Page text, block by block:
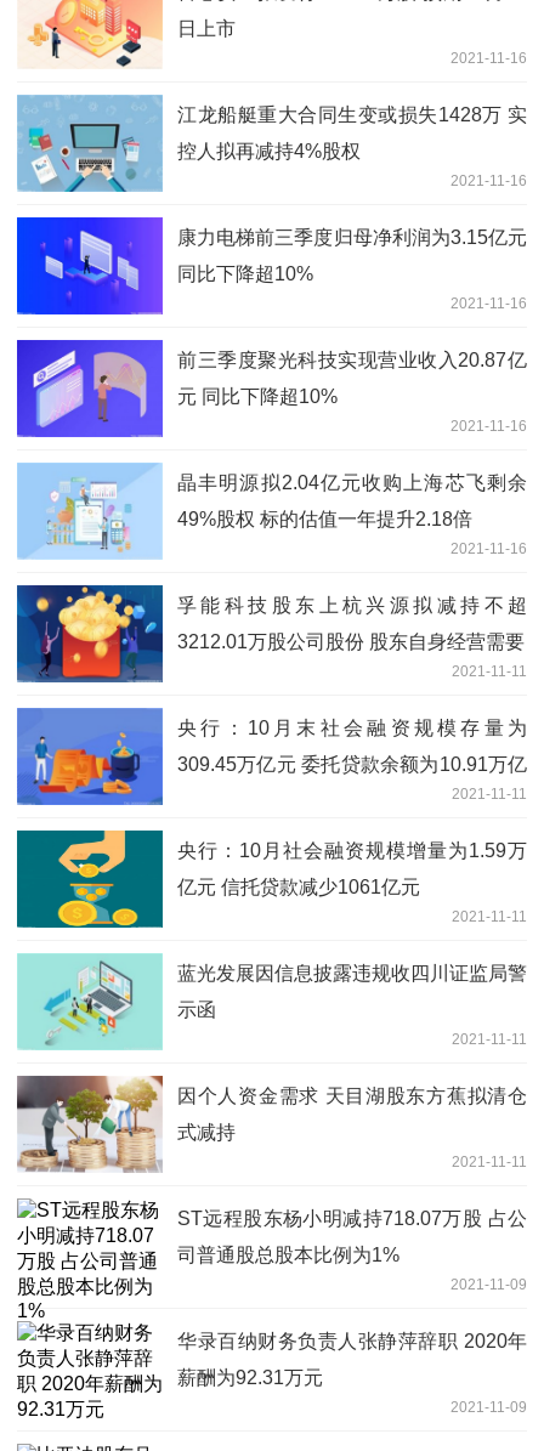
日上市
2021-11-16
江龙船艇重大合同生变或损失1428万 实
控人拟再减持4%股权
2021-11-16
康力电梯前三季度归母净利润为3.15亿元
同比下降超10%
2021-11-16
前三季度聚光科技实现营业收入20.87亿
元 同比下降超10%
2021-11-16
晶丰明源拟2.04亿元收购上海芯飞剩余
49%股权 标的估值一年提升2.18倍
2021-11-16
孚能科技股东上杭兴源拟减持不超
3212.01万股公司股份 股东自身经营需要
2021-11-11
央行：10月末社会融资规模存量为
309.45万亿元 委托贷款余额为10.91万亿
2021-11-11
央行：10月社会融资规模增量为1.59万
亿元 信托贷款减少1061亿元
2021-11-11
蓝光发展因信息披露违规收四川证监局警
示函
2021-11-11
因个人资金需求 天目湖股东方蕉拟清仓
式减持
2021-11-11
ST远程股东杨小明减持718.07万股 占公
司普通股总股本比例为1%
2021-11-09
华录百纳财务负责人张静萍辞职 2020年
薪酬为92.31万元
2021-11-09